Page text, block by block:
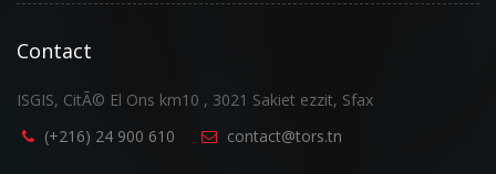
Contact
ISGIS, CitÃ© El Ons km10 , 3021 Sakiet ezzit, Sfax
(+216) 24 900 610
contact@tors.tn